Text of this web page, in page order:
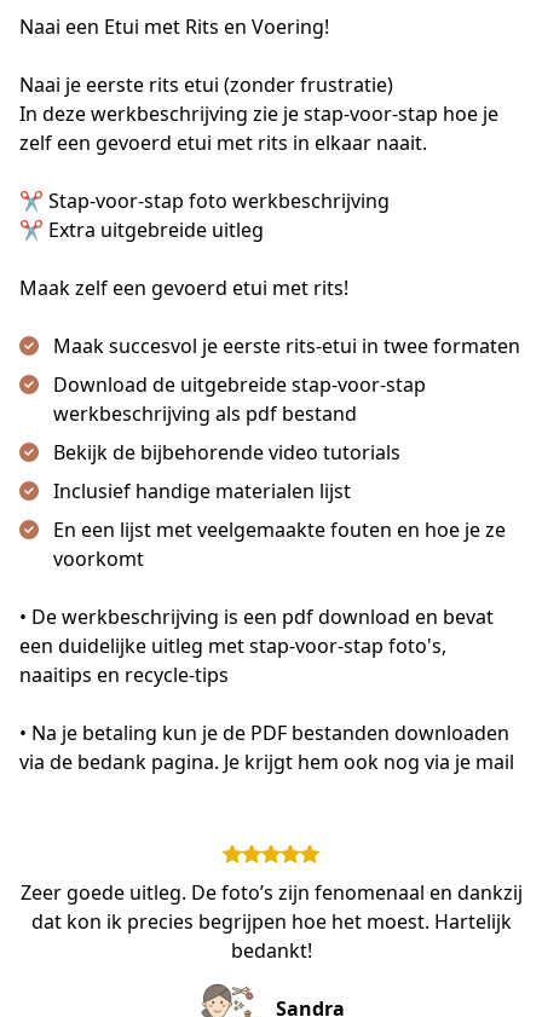
Naai een Etui met Rits en Voering!
Naai je eerste rits etui (zonder frustratie)
In deze werkbeschrijving zie je stap-voor-stap hoe je
zelf een gevoerd etui met rits in elkaar naait.
✂️ Stap-voor-stap foto werkbeschrijving
✂️ Extra uitgebreide uitleg
Maak zelf een gevoerd etui met rits!
Maak succesvol je eerste rits-etui in twee formaten
Download de uitgebreide stap-voor-stap
werkbeschrijving als pdf bestand
Bekijk de bijbehorende video tutorials
Inclusief handige materialen lijst
En een lijst met veelgemaakte fouten en hoe je ze
voorkomt
• De werkbeschrijving is een pdf download en bevat
een duidelijke uitleg met stap-voor-stap foto's,
naaitips en recycle-tips
• Na je betaling kun je de PDF bestanden downloaden
via de bedank pagina. Je krijgt hem ook nog via je mail
Zeer goede uitleg. De foto’s zijn fenomenaal en dankzij
dat kon ik precies begrijpen hoe het moest. Hartelijk
bedankt!
Sandra